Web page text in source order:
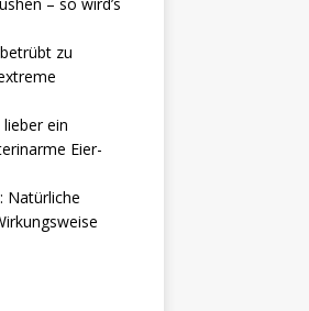
zu
ein
Eier-
Natürliche